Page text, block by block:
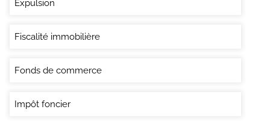
Expulsion
Fiscalité immobilière
Fonds de commerce
Impôt foncier